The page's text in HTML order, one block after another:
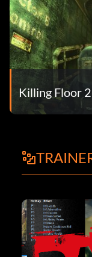
Killing Floor